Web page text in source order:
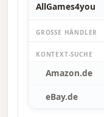
AllGames4you
GROSSE HÄNDLER
KONTEXT-SUCHE
Amazon.de
eBay.de